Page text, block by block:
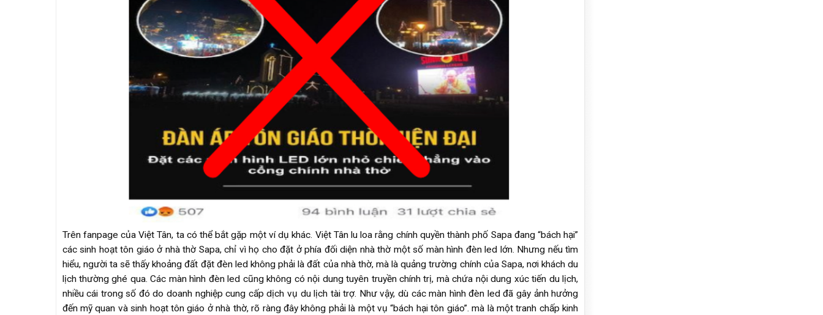
Trên fanpage của Việt Tân, ta có thể bắt gặp một ví dụ khác. Việt Tân lu loa rằng chính quyền thành phố Sapa đang “bách hại”
các sinh hoạt tôn giáo ở nhà thờ Sapa, chỉ vì họ cho đặt ở phía đối diện nhà thờ một số màn hình đèn led lớn. Nhưng nếu tìm
hiểu, người ta sẽ thấy khoảng đất đặt đèn led không phải là đất của nhà thờ, mà là quảng trường chính của Sapa, nơi khách du
lịch thường ghé qua. Các màn hình đèn led cũng không có nội dung tuyên truyền chính trị, mà chứa nội dung xúc tiến du lịch,
nhiều cái trong số đó do doanh nghiệp cung cấp dịch vụ du lịch tài trợ. Như vậy, dù các màn hình đèn led đã gây ảnh hưởng
đến mỹ quan và sinh hoạt tôn giáo ở nhà thờ, rõ ràng đây không phải là một vụ “bách hại tôn giáo”. mà là một tranh chấp kinh